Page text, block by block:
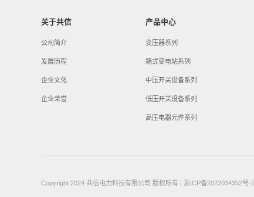
关于共信
公司简介
发展历程
企业文化
企业荣誉
产品中心
变压器系列
箱式变电站系列
中压开关设备系列
低压开关设备系列
高压电器元件系列
Copyright 2024 共信电力科技有限公司 版权所有 | 浙ICP备2022034352号-1